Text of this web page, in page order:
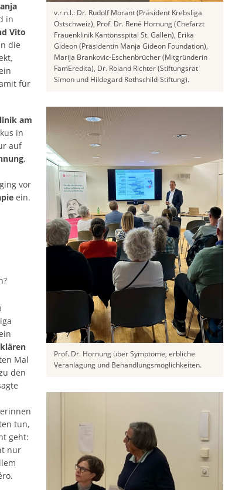
v.r.n.l.: Dr. Rudolf Morant (Präsident Krebsliga
Ostschweiz), Prof. Dr. René Hornung (Chefarzt
Frauenklinik Kantonsspital St. Gallen), Erika
Gideon (Präsidentin Manja Gideon Foundation),
Marija Brankovic-Eschenbrücher (Mitgründerin
FamEredita), Dr. Roland Richter (Stiftungsrat
Simon und Hildegard Rothschild-Stiftung).
Prof. Dr. Hornung über Symptome, erbliche
Veranlagung und Behandlungsmöglichkeiten.
in
Vito
die
für
am
in
auf
,
vor
ein.
Mal
den
tun,
geht:
nur